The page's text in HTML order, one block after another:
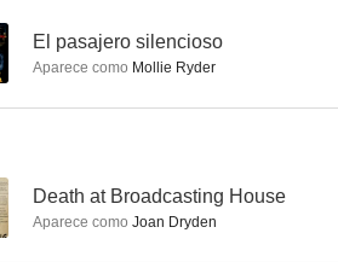
El pasajero silencioso
Aparece como Mollie Ryder
Death at Broadcasting House
Aparece como Joan Dryden